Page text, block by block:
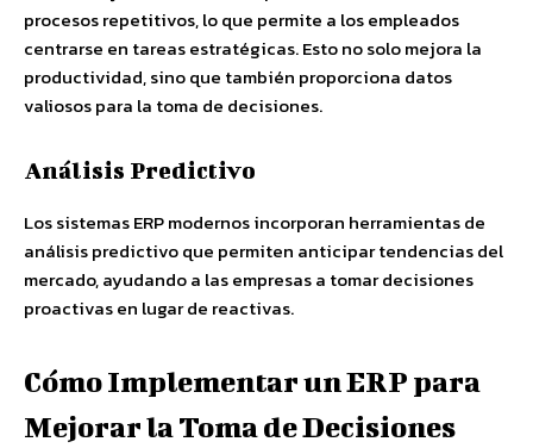
procesos repetitivos, lo que permite a los empleados
centrarse en tareas estratégicas. Esto no solo mejora la
productividad, sino que también proporciona datos
valiosos para la toma de decisiones.
Análisis Predictivo
Los sistemas ERP modernos incorporan herramientas de
análisis predictivo que permiten anticipar tendencias del
mercado, ayudando a las empresas a tomar decisiones
proactivas en lugar de reactivas.
Cómo Implementar un ERP para
Mejorar la Toma de Decisiones